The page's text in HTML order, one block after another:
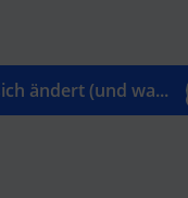
ändert (und wa...